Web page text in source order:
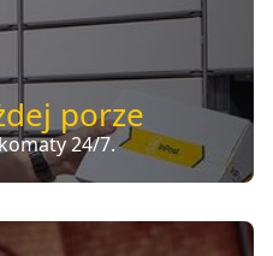
porze
24/7.